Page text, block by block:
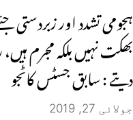
ہجومی تشدد اور
بھکت نہیں بلکہ مجرم
دیتے : سابق جسٹس کاٹجو
جولائی 27, 2019